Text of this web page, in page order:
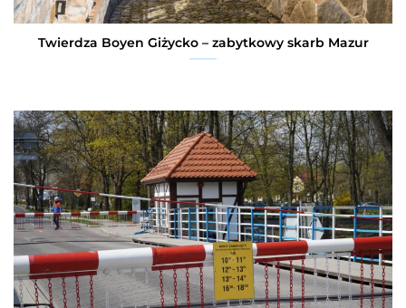
Twierdza Boyen Giżycko – zabytkowy skarb Mazur